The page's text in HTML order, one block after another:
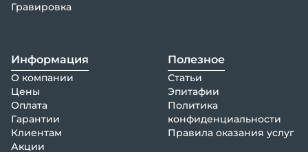
Гравировка
Информация
О компании
Цены
Оплата
Гарантии
Клиентам
Акции
Полезное
Статьи
Эпитафии
Политика
конфиденциальности
Правила оказания услуг